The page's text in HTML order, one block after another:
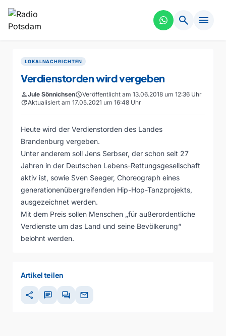
search menu
LOKALNACHRICHTEN
Verdienstorden wird vergeben
personJule SönnichsenscheduleVeröffentlicht am 13.06.2018 um 12:36 Uhr
updateAktualisiert am 17.05.2021 um 16:48 Uhr
Heute wird der Verdienstorden des Landes
Brandenburg vergeben.
Unter anderem soll Jens Serbser, der schon seit 27
Jahren in der Deutschen Lebens-Rettungsgesellschaft
aktiv ist, sowie Sven Seeger, Choreograph eines
generationenübergreifenden Hip-Hop-Tanzprojekts,
ausgezeichnet werden.
Mit dem Preis sollen Menschen „für außerordentliche
Verdienste um das Land und seine Bevölkerung“
belohnt werden.
Artikel teilen
share chat forum mail